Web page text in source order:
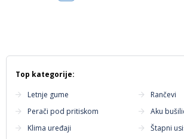
Top kategorije:
Letnje gume
Perači pod pritiskom
Klima uređaji
Rančevi
Aku
Štapni